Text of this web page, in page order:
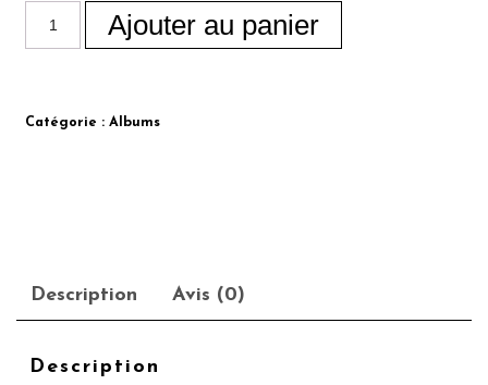
Ajouter au panier
Catégorie :Albums
Description Avis (0)
Description